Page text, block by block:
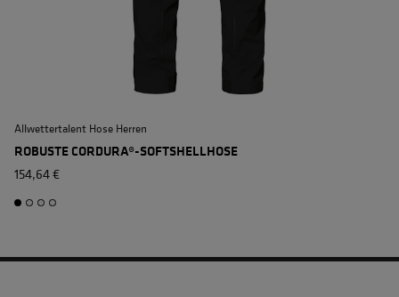
Allwettertalent Hose Herren
ROBUSTE CORDURA®-SOFTSHELLHOSE
154,64 €